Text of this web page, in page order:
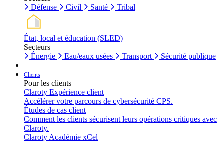
Défense
Civil Santé Tribal
État, local et éducation (SLED)
Secteurs
Énergie
Eau/eaux usées Transport Sécurité publique
Clients
Pour les clients
Claroty Expérience client
Accélérer votre parcours de cybersécurité CPS.
Études de cas client
Comment les clients sécurisent leurs opérations critiques avec
Claroty.
Claroty Académie xCel